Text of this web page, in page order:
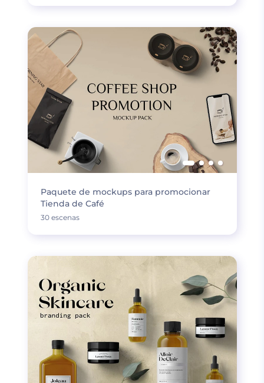
Paquete de mockups para promocionar
Tienda de Café
30 escenas